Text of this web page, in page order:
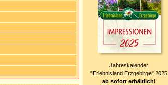
Jahreskalender
"Erlebnisland Erzgebirge" 2025
ab sofort erhältlich!